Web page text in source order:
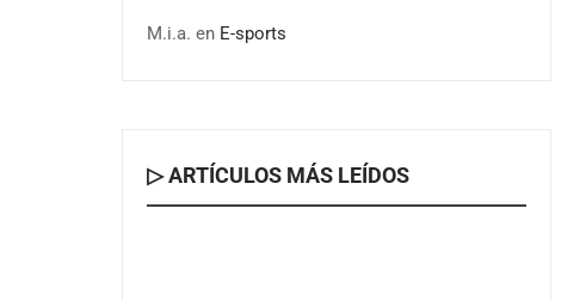
M.i.a. en E-sports
▷ ARTÍCULOS MÁS LEÍDOS